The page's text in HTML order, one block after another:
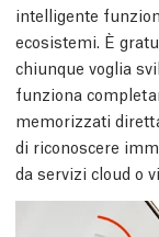
intelligente
ecosistemi. È
chiunque voglia
funziona
memorizzati
di riconoscere
da servizi cloud o